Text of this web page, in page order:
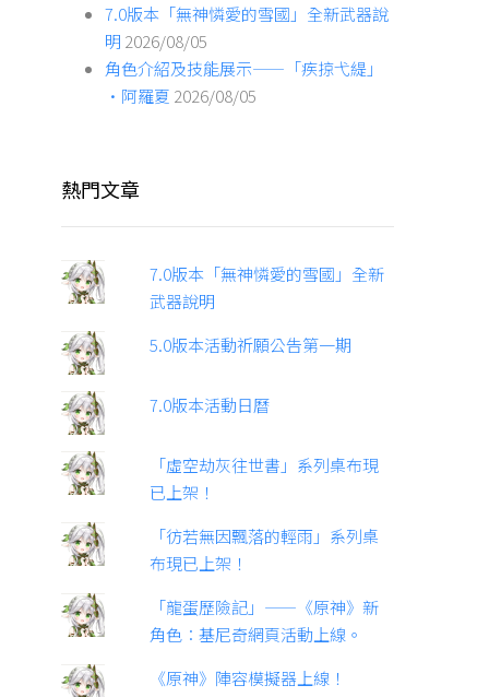
7.0版本「無神憐愛的雪國」全新武器說
明 2026/08/05
角色介紹及技能展示——「疾掠弋緹」
·阿羅夏 2026/08/05
熱門文章
7.0版本「無神憐愛的雪國」全新
武器說明
5.0版本活動祈願公告第一期
7.0版本活動日曆
「虛空劫灰往世書」系列桌布現
已上架！
「彷若無因飄落的輕雨」系列桌
布現已上架！
「龍蛋歷險記」——《原神》新
角色：基尼奇網頁活動上線。
《原神》陣容模擬器上線！